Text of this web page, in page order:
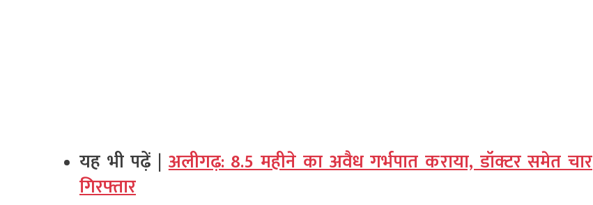
यह भी पढ़ें |अलीगढ़: 8.5 महीने का अवैध गर्भपात कराया, डॉक्टर समेत चार
गिरफ्तार